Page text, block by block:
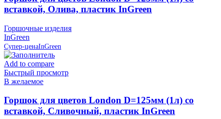
вставкой, Олива, пластик InGreen
Горшочные изделия
InGreen
Супер-ценаInGreen
Add to compare
Быстрый просмотр
В желаемое
Горшок для цветов London D=125мм (1л) со
вставкой, Сливочный, пластик InGreen